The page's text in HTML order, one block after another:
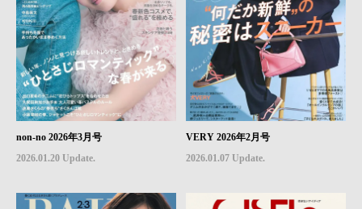
non-no 2026年3月号
2026.01.20 Update.
VERY 2026年2月号
2026.01.07 Update.